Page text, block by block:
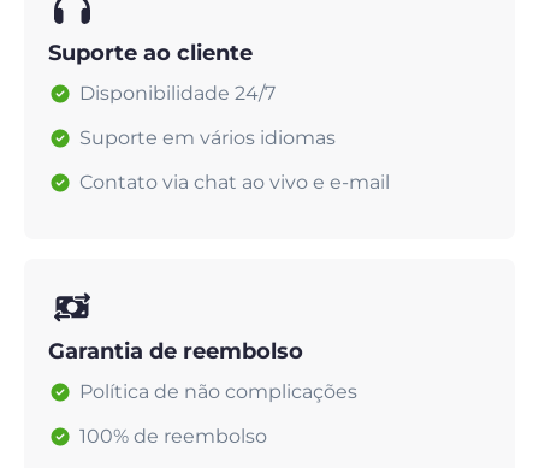
Suporte ao cliente
Disponibilidade 24/7
Suporte em vários idiomas
Contato via chat ao vivo e e-mail
Garantia de reembolso
Política de não complicações
100% de reembolso